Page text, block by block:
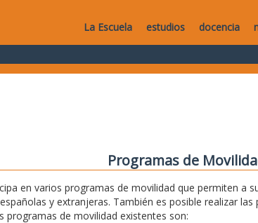
La Escuela estudios docencia
Programas de
en varios programas de movilidad que permiten a
y extranjeras. También es posible realizar
programas de movilidad existentes son: